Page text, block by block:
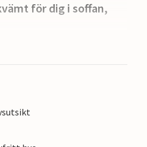
för dig i soffan,
med ett glas
snorkla genom det
i gamla stan i